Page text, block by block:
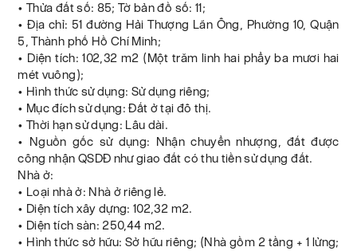
• Thửa đất số: 85; Tờ bản đồ số: 11;
• Địa chỉ: 51 đường Hải Thượng Lãn Ông, Phường 10, Quận
5, Thành phố Hồ Chí Minh;
• Diện tích: 102,32 m2 (Một trăm linh hai phẩy ba mươi hai
mét vuông);
• Hình thức sử dụng: Sử dụng riêng;
• Mục đích sử dụng: Đất ở tại đô thị.
• Thời hạn sử dụng: Lâu dài.
• Nguồn gốc sử dụng: Nhận chuyển nhượng, đất được
công nhận QSDĐ như giao đất có thu tiền sử dụng đất.
Nhà ở:
• Loại nhà ở: Nhà ở riêng lẻ.
• Diện tích xây dựng: 102,32 m2.
• Diện tích sàn: 250,44 m2.
• Hình thức sở hữu: Sở hữu riêng; (Nhà gồm 2 tầng + 1 lửng;